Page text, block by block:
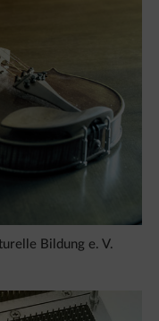
Bildung e. V.